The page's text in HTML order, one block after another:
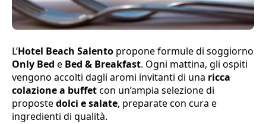
L’Hotel Beach Salento propone formule di soggiorno
Only Bed e Bed & Breakfast. Ogni mattina, gli ospiti
vengono accolti dagli aromi invitanti di una ricca
colazione a buffetcon un’ampia selezione di
propostedolci e salate, preparate con cura e
ingredienti di qualità.